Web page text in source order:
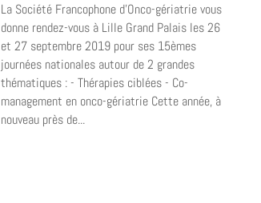
La Société Francophone d’Onco-gériatrie vous
donne rendez-vous à Lille Grand Palais les 26
et 27 septembre 2019 pour ses 15èmes
journées nationales autour de 2 grandes
thématiques : - Thérapies ciblées - Co-
management en onco-gériatrie Cette année, à
nouveau près de...